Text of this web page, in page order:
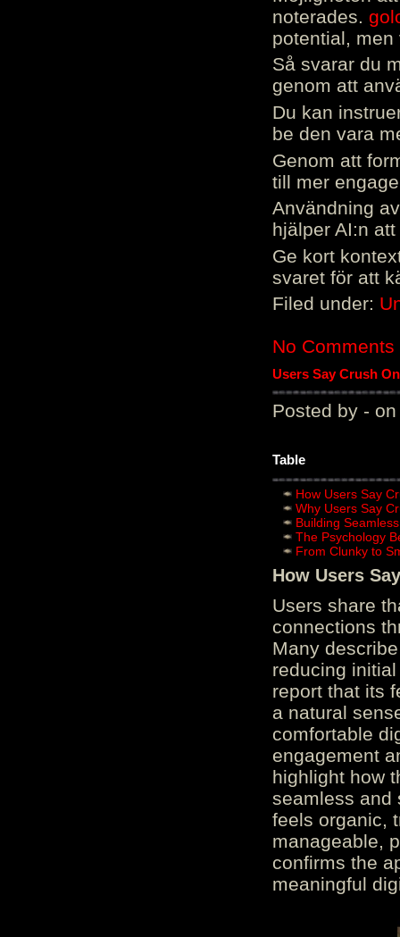
noterades.
potential, men
Så svarar du
genom att
Du kan
be den vara
Genom att
till mer
Användning
hjälper AI:n
Ge kort
svaret för att
Filed under:
No Comments
Users Say Crush
Posted by - on
Table
How Users Say
Why Users Say
Building
The Psychology
From Clunky to
How Users
Users share
connections
Many
reducing
report that its
a natural
comfortable
engagement
highlight how
seamless and
feels organic,
manageable,
confirms the
meaningful